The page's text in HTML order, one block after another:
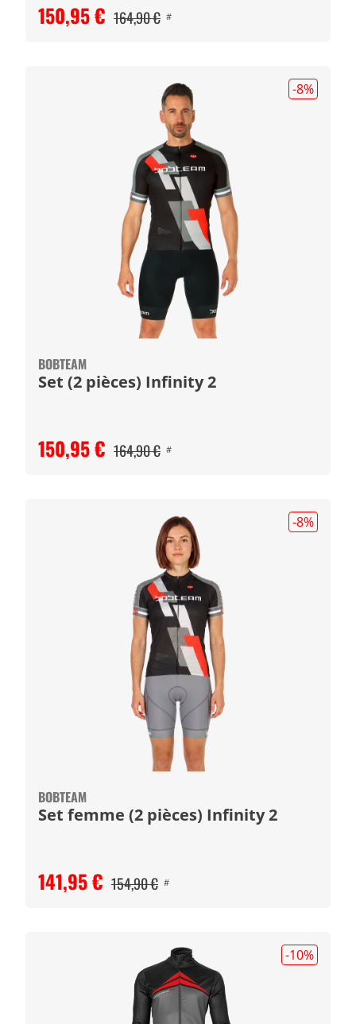
150,95 € 164,90 € #
-8%
BOBTEAM
Set (2 pièces) Infinity 2
150,95 € 164,90 € #
-8%
BOBTEAM
Set femme (2 pièces) Infinity 2
141,95 € 154,90 € #
-10%